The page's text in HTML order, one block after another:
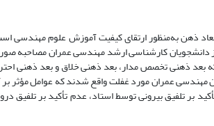
ذهن به‌منظور ارتقای کیفیت آموزش علوم مهندسی
کیفی و از نوع روش پدیدارشناسی است، به همین منظور بر اساس نمونه‌گیری هدفمند، با 18 نفر از دانشجویان کارشناسی ارشد مهندسی عمران
بعد ذهنی تخصص مدار، بعد ذهنی خلاق و بعد ذهنی
مهندسی عمران مورد غفلت واقع شدند که عوامل مؤثر
بر تلفیق بیرونی توسط استاد، عدم تأکید بر تلفیق